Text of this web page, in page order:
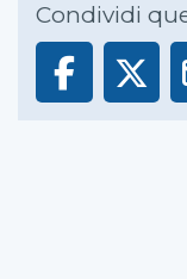
Condividi